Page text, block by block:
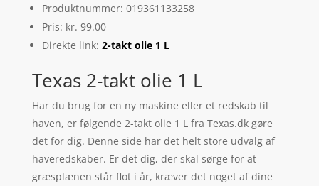
Produktnummer: 019361133258
Pris: kr. 99.00
Direkte link: 2-takt olie 1 L
Texas 2-takt olie 1 L
Har du brug for en ny maskine eller et redskab til
haven, er følgende 2-takt olie 1 L fra Texas.dk gøre
det for dig. Denne side har det helt store udvalg af
haveredskaber. Er det dig, der skal sørge for at
græsplænen står flot i år, kræver det noget af dine